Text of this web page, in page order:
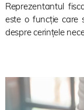
Reprezentantul
este o funcție care
despre cerințele